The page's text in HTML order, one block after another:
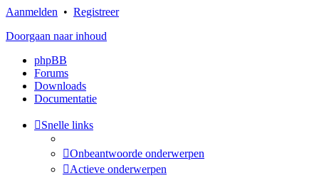
Aanmelden • Registreer
Doorgaan naar inhoud
phpBB
Forums
Downloads
Documentatie
Snelle links
Onbeantwoorde onderwerpen
Actieve onderwerpen